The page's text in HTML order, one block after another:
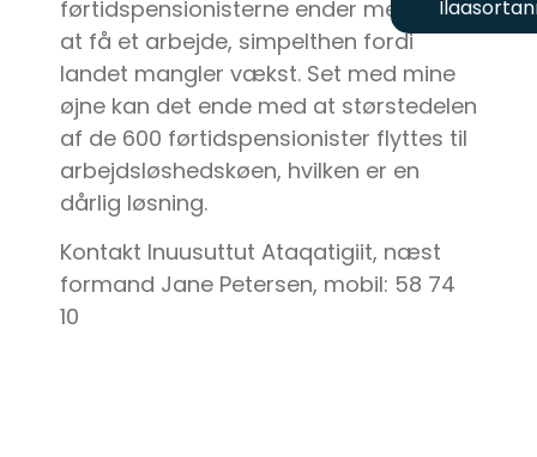
førtidspensionisterne ender med ikke
at få et arbejde, simpelthen fordi
landet mangler vækst. Set med mine
øjne kan det ende med at størstedelen
af de 600 førtidspensionister flyttes til
arbejdsløshedskøen, hvilken er en
dårlig løsning.
Kontakt Inuusuttut Ataqatigiit, næst
formand Jane Petersen, mobil: 58 74
10